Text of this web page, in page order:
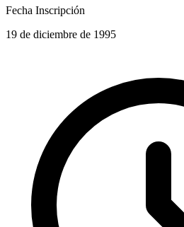
Fecha Inscripción
19 de diciembre de 1995